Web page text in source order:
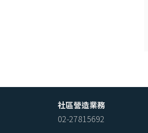
社區營造業務
02-27815692